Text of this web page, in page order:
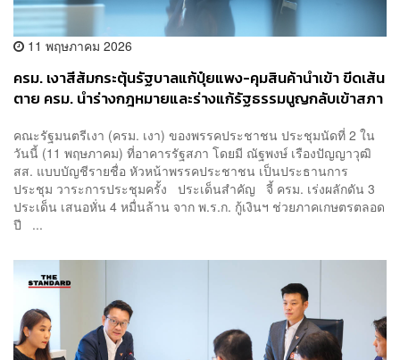
11 พฤษภาคม 2026
ครม. เงาสีส้มกระตุ้นรัฐบาลแก้ปุ๋ยแพง-คุมสินค้านำเข้า ขีดเส้น
ตาย ครม. นำร่างกฎหมายและร่างแก้รัฐธรรมนูญกลับเข้าสภา
คณะรัฐมนตรีเงา (ครม. เงา) ของพรรคประชาชน ประชุมนัดที่ 2 ใน
วันนี้ (11 พฤษภาคม) ที่อาคารรัฐสภา โดยมี ณัฐพงษ์ เรืองปัญญาวุฒิ
สส. แบบบัญชีรายชื่อ หัวหน้าพรรคประชาชน เป็นประธานการ
ประชุม วาระการประชุมครั้ง ประเด็นสำคัญ จี้ ครม. เร่งผลักดัน 3
ประเด็น เสนอหั่น 4 หมื่นล้าน จาก พ.ร.ก. กู้เงินฯ ช่วยภาคเกษตรตลอด
ปี ...